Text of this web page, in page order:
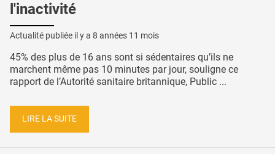
l'inactivité
Actualité publiée il y a 8 années 11 mois
45% des plus de 16 ans sont si sédentaires qu’ils ne
marchent même pas 10 minutes par jour, souligne ce
rapport de l’Autorité sanitaire britannique, Public ...
LIRE LA SUITE